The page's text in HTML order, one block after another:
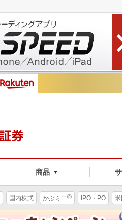
商品
国内株式 かぶミニ® IPO・PO